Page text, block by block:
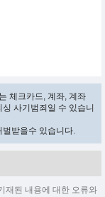
체크카드, 계좌, 계좌
사기범죄일 수 있습니
받을수 있습니다.
재된 내용에 대한 오류와